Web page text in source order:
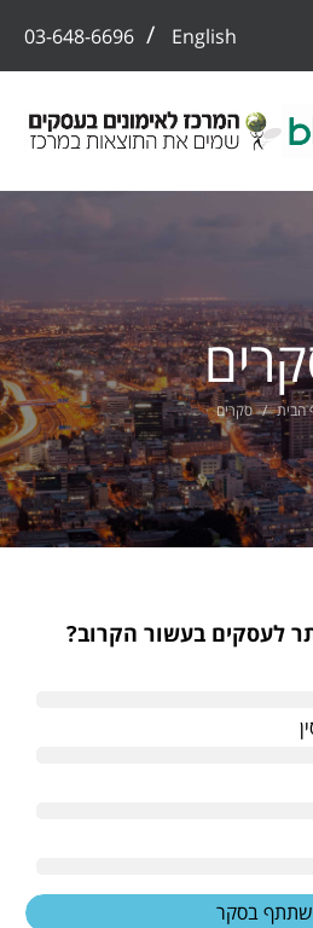
03-648-6696 / English
הבית סקרים
לעסקים בעשור הקרוב?
בסקר